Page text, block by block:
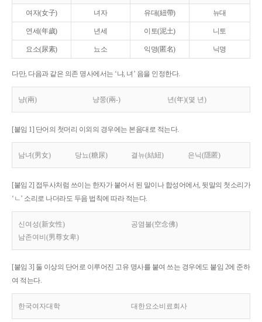
여자(女子) 녀자 유대(紐帶) 뉴대
연세(年歲) 년세 이토(泥土) 니토
요소(尿素) 뇨소 익명(匿名) 닉명
다만, 다음과 같은 의존 명사에서는 ‘냐, 녀’ 음을 인정한다.
냥(兩) 냥쭝(兩-) 년(年)(몇 년)
[붙임 1] 단어의 첫머리 이외의 경우에는 본음대로 적는다.
남녀(男女) 당뇨(糖尿) 결뉴(結紐) 은닉(隱匿)
[붙임 2] 접두사처럼 쓰이는 한자가 붙어서 된 말이나 합성어에서, 뒷말의 첫소리가
‘ㄴ’ 소리로 나더라도 두음 법칙에 따라 적는다.
신여성(新女性)
공염불(空念佛)
남존여비(男尊女卑)
[붙임 3] 둘 이상의 단어로 이루어진 고유 명사를 붙여 쓰는 경우에도 붙임 2에 준하
여 적는다.
한국여자대학 대한요소비료회사